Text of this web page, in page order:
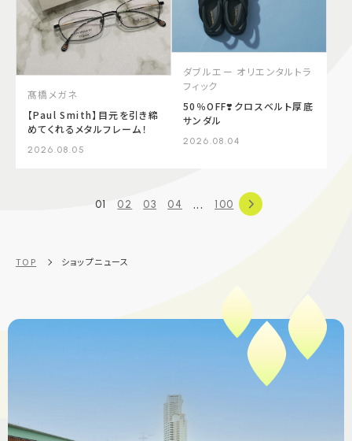
髙橋メガネ
【Paul Smith】目元を引き締
めてくれるメタルフレーム！
2026.08.05
ダブルエー オリエンタルトラ
フィック
50％OFF❣️クロスベルト厚底
サンダル
2026.08.04
01 02 03 04 ... 100
TOP ショップニュース